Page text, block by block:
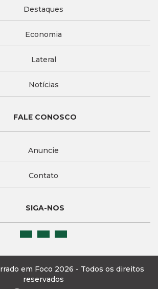
Destaques
Economia
Lateral
Notícias
FALE CONOSCO
Anuncie
Contato
SIGA-NOS
em Foco 2026 - Todos os direitos
reservados